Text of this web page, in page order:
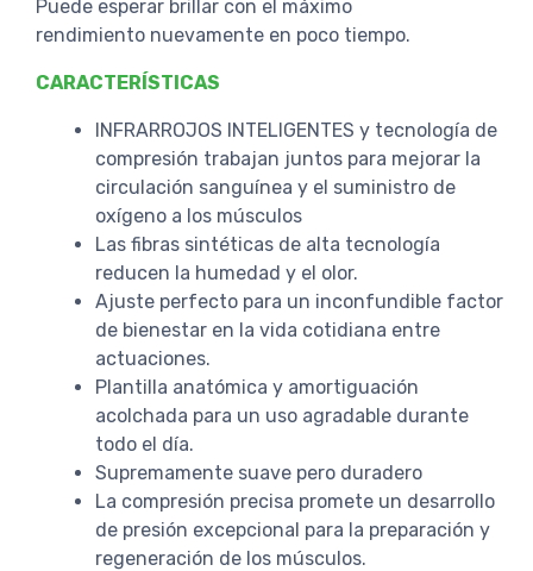
Puede esperar brillar con el máximo
rendimiento nuevamente en poco tiempo.
CARACTERÍSTICAS
INFRARROJOS INTELIGENTES y tecnología de
compresión trabajan juntos para mejorar la
circulación sanguínea y el suministro de
oxígeno a los músculos
Las fibras sintéticas de alta tecnología
reducen la humedad y el olor.
Ajuste perfecto para un inconfundible factor
de bienestar en la vida cotidiana entre
actuaciones.
Plantilla anatómica y amortiguación
acolchada para un uso agradable durante
todo el día.
Supremamente suave pero duradero
La compresión precisa promete un desarrollo
de presión excepcional para la preparación y
regeneración de los músculos.